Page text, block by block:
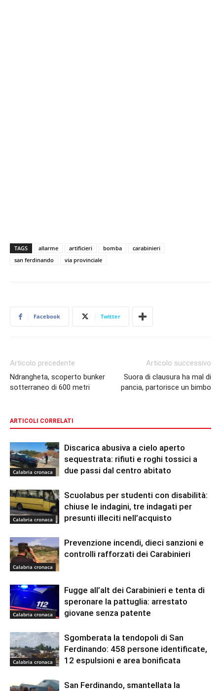
TAGS allarme artificieri bomba
carabinieri
san ferdinando
via provinciale
Facebook Twitter
Articolo precedente
Ndrangheta, scoperto bunker
sotterraneo di 600 metri
Articolo successivo
Suora di clausura ha mal di
pancia, partorisce un bimbo
ARTICOLI CORRELATI
Calabria cronaca
Discarica abusiva a cielo aperto
sequestrata: rifiuti e roghi tossici a
due passi dal centro abitato
Calabria cronaca
Scuolabus per studenti con disabilità:
chiuse le indagini, tre indagati per
presunti illeciti nell’acquisto
Calabria cronaca
Prevenzione incendi, dieci sanzioni e
controlli rafforzati dei Carabinieri
Calabria cronaca
Fugge all’alt dei Carabinieri e tenta di
speronare la pattuglia: arrestato
giovane senza patente
Calabria cronaca
Sgomberata la tendopoli di San
Ferdinando: 458 persone identificate,
12 espulsioni e area bonificata
San Ferdinando, smantellata la